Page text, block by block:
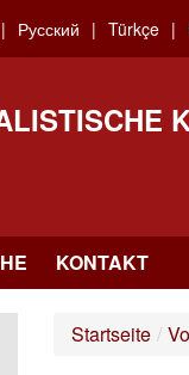
Русский Türkçe
KONTAKT
Startseite /